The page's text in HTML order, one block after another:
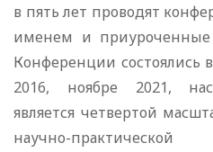
в пять лет проводят
именем и
Конференции состоялись
2016, ноябре 2021,
является четвертой
научно-